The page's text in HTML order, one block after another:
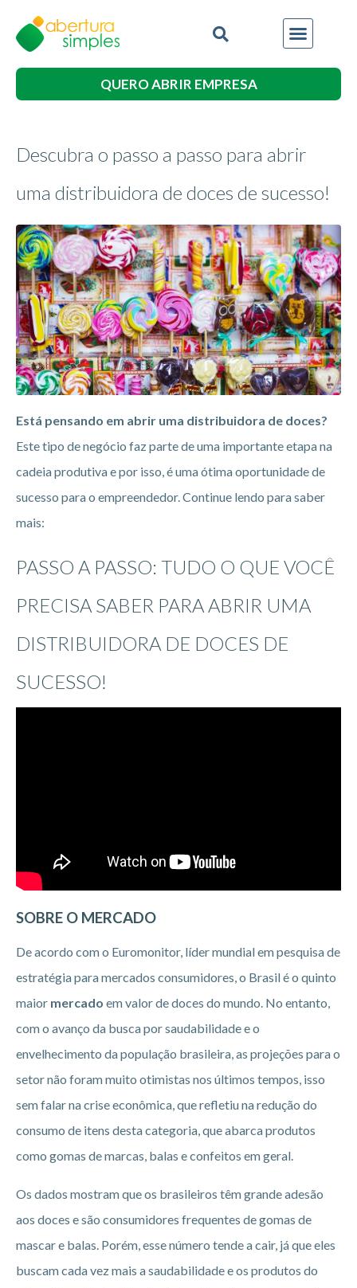
QUERO ABRIR EMPRESA
Descubra o passo a passo para abrir
uma distribuidora de doces de sucesso!
Está pensando em abrir uma distribuidora de doces?
Este tipo de negócio faz parte de uma importante etapa na
cadeia produtiva e por isso, é uma ótima oportunidade de
sucesso para o empreendedor. Continue lendo para saber
mais:
PASSO A PASSO: TUDO O QUE VOCÊ
PRECISA SABER PARA ABRIR UMA
DISTRIBUIDORA DE DOCES DE
SUCESSO!
SOBRE O MERCADO
De acordo com o Euromonitor, líder mundial em pesquisa de
estratégia para mercados consumidores, o Brasil é o quinto
maior mercado em valor de doces do mundo. No entanto,
com o avanço da busca por saudabilidade e o
envelhecimento da população brasileira, as projeções para o
setor não foram muito otimistas nos últimos tempos, isso
sem falar na crise econômica, que refletiu na redução do
consumo de itens desta categoria, que abarca produtos
como gomas de marcas, balas e confeitos em geral.
Os dados mostram que os brasileiros têm grande adesão
aos doces e são consumidores frequentes de gomas de
mascar e balas. Porém, esse número tende a cair, já que eles
buscam cada vez mais a saudabilidade e os produtos do